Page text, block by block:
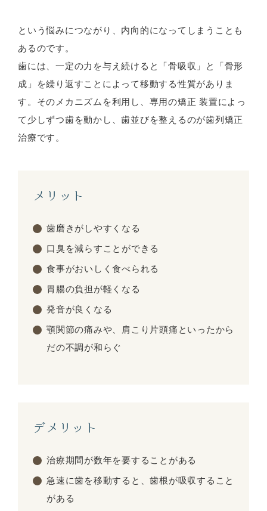
という悩みにつながり、内向的になってしまうことも
あるのです。
歯には、一定の力を与え続けると「骨吸収」と「骨形
成」を繰り返すことによって移動する性質がありま
す。そのメカニズムを利用し、専用の矯正 装置によっ
て少しずつ歯を動かし、歯並びを整えるのが歯列矯正
治療です。
メリット
歯磨きがしやすくなる
口臭を減らすことができる
食事がおいしく食べられる
胃腸の負担が軽くなる
発音が良くなる
顎関節の痛みや、肩こり片頭痛といったから
だの不調が和らぐ
デメリット
治療期間が数年を要することがある
急速に歯を移動すると、歯根が吸収すること
がある